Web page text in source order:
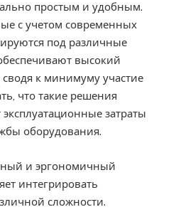
простым и удобным.
с учетом современных
под различные
высокий
к минимуму участие
что такие решения
затраты
оборудования.
и эргономичный
интегрировать
сложности.